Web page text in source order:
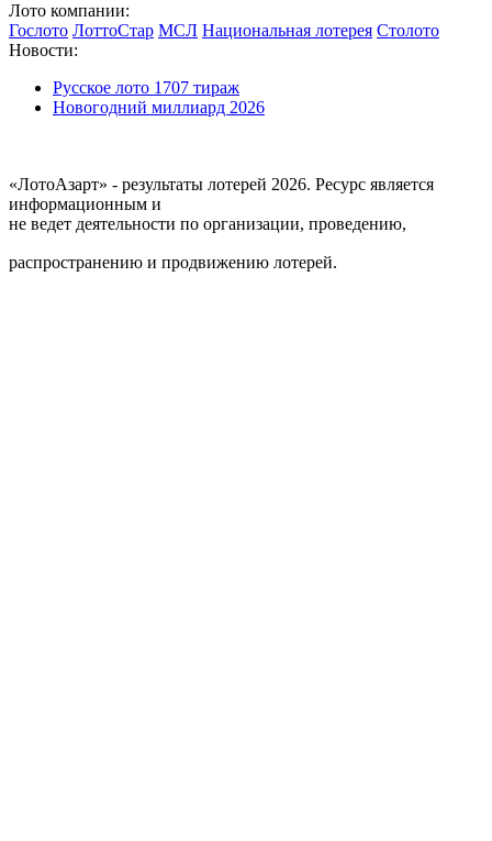
Лото компании:
Гослото ЛоттоСтар МСЛ Национальная лотерея Столото
Новости:
Русское лото 1707 тираж
Новогодний миллиард 2026
«ЛотоАзарт» - результаты лотерей 2026. Ресурс является
информационным и
не ведет деятельности по организации, проведению,
распространению и продвижению лотерей.